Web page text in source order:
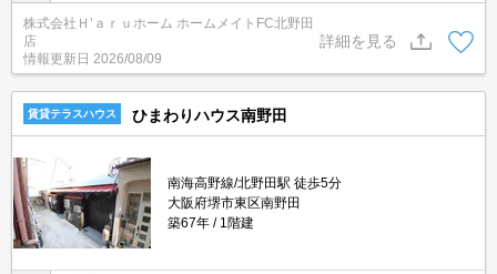
株式会社Ｈ’ａｒｕホーム ホームメイトFC北野田
店
情報更新日 2026/08/09
詳細を見る
賃貸テラスハウス ひまわりハウス南野田
南海高野線/北野田駅 徒歩5分
大阪府堺市東区南野田
築67年
1階建